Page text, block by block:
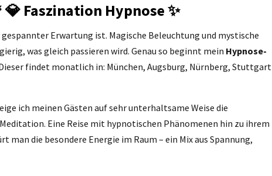
Faszination Hypnose✨
Erwartung ist. Magische Beleuchtung und mystische
was gleich passieren wird. Genau so beginnt mein Hypnose-
findet monatlich in: München, Augsburg, Nürnberg, Stuttgart
ich meinen Gästen auf sehr unterhaltsame Weise die
Eine Reise mit hypnotischen Phänomenen hin zu ihrem
man die besondere Energie im Raum – ein Mix aus Spannung,